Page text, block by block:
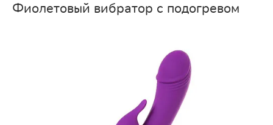
Фиолетовый вибратор с подогревом